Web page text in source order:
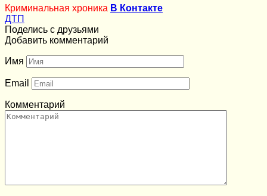
Криминальная хроника В Контакте
ДТП
Поделись с друзьями
Добавить комментарий
Имя
Email
Комментарий